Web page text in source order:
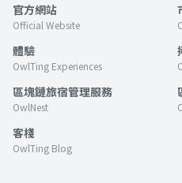
官方網站
Official Website
體驗
OwlTing Experiences
區塊鏈旅宿管理服務
OwlNest
客棧
OwlTing Blog